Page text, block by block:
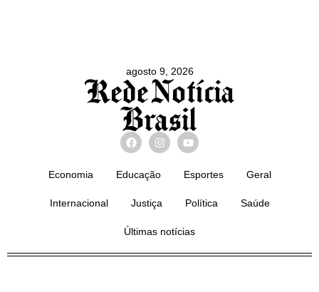
agosto 9, 2026
Economia Educação Esportes Geral
Internacional Justiça Política Saúde
Últimas notícias